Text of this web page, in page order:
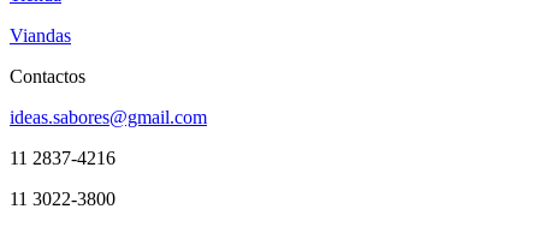
Viandas
Contactos
ideas.sabores@gmail.com
11 2837-4216
11 3022-3800